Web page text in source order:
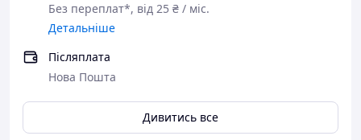
Без переплат*, від 25 ₴ / міс.
Детальніше
Післяплата
Нова Пошта
Дивитись все